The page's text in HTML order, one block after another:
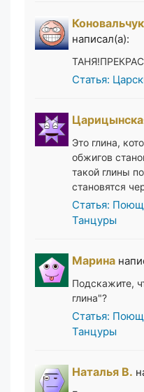
написал(а):
Статья:
Это глина,
обжигов
такой глины
становятся
Статья:
Танцуры
Марина
Подскажите,
глина"?
Статья:
Танцуры
Наталья В.